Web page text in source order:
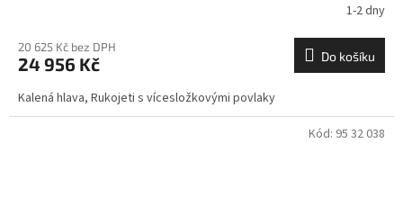
1-2 dny
20 625 Kč bez DPH
24 956 Kč Do košíku
Kalená hlava, Rukojeti s vícesložkovými povlaky
Kód: 95 32 038